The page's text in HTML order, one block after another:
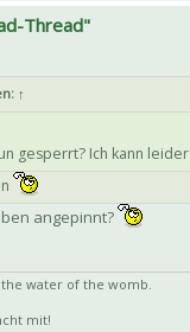
Thread"
↑
gesperrt? Ich kann
angepinnt?
water of the womb.
mit!